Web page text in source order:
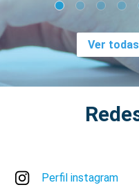
Ver
Perfil instagram